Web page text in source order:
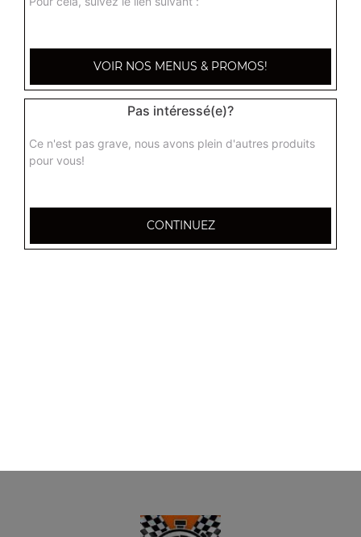
VOIR NOS MENUS & PROMOS!
Pas intéressé(e)?
Ce n'est pas grave, nous avons plein d'autres produits
pour vous!
CONTINUEZ